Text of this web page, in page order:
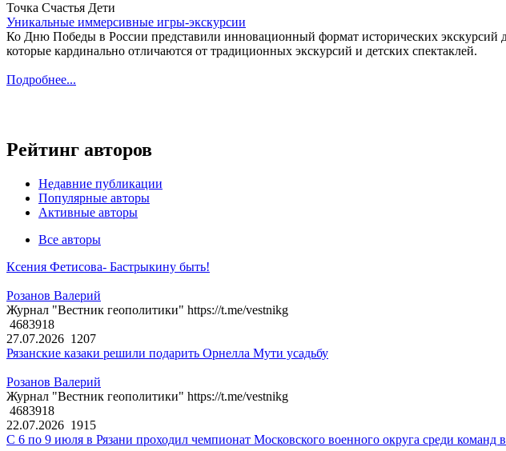
Точка Счастья Дети
Уникальные иммерсивные игры-экскурсии
Ко Дню Победы в России представили инновационный формат исторических
которые кардинально отличаются от традиционных экскурсий и детских спектаклей.
Подробнее...
Рейтинг авторов
Недавние публикации
Популярные авторы
Активные авторы
Все авторы
Ксения Фетисова- Бастрыкину быть!
Розанов Валерий
Журнал "Вестник геополитики" https://t.me/vestnikg
4683918
27.07.2026 1207
Рязанские казаки решили подарить Орнелла Мути усадьбу
Розанов Валерий
Журнал "Вестник геополитики" https://t.me/vestnikg
4683918
22.07.2026 1915
С 6 по 9 июля в Рязани проходил чемпионат Московского военного округа среди команд